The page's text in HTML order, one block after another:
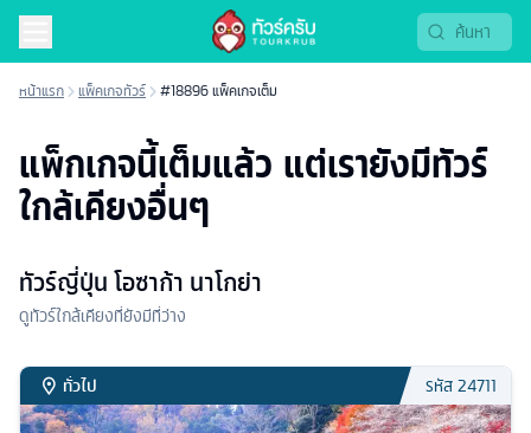
หน้าแรก แพ็คเกจทัวร์ #18896 แพ็คเกจเต็ม
แพ็กเกจนี้เต็มแล้ว แต่เรายังมีทัวร์
ใกล้เคียงอื่นๆ
ทัวร์ญี่ปุ่น โอซาก้า นาโกย่า
ดูทัวร์ใกล้เคียงที่ยังมีที่ว่าง
ทั่วไป รหัส24711